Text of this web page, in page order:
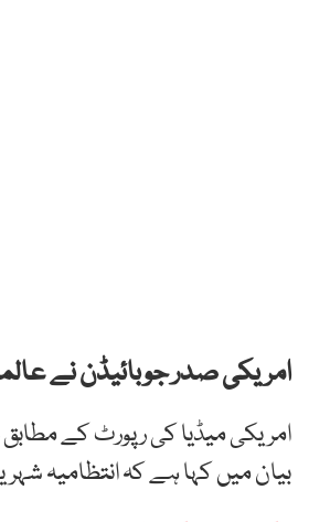
امریکی صدر جوبائیڈن نے
امریکی میڈیا کی رپورٹ کے مطابق
بیان میں کہا ہے کہ انتظامیہ